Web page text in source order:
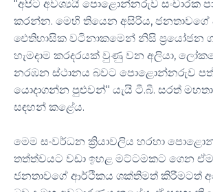
"අපිට අවශ්‍යයි පොළොන්නරුව සංචාරක
කරන්න. මෙහි තියෙන අසිරිය, ජනතාවගේ
ඓතිහාසික වටිනාකමෙන් නිසි ප්‍රයෝජන
හැමදාම කරදරයක් වුණු වන අලියා,
නරඹන ස්ථානය බවට පොළොන්නරුව
යොදාගන්න පුළුවන්" යැයි ටී.බී. සරත් මහතා
සඳහන් කළේය.
මෙම සංවර්ධන ක්‍රියාවලිය හරහා
තත්ත්වයට වඩා ඉහළ මට්ටමකට ගෙන
ජනතාවගේ ආර්ථිකය ශක්තිමත් කිරීමටත්